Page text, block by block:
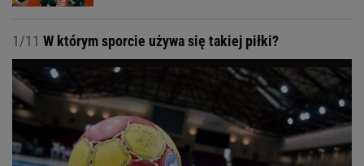
1/11 W którym sporcie używa się takiej piłki?